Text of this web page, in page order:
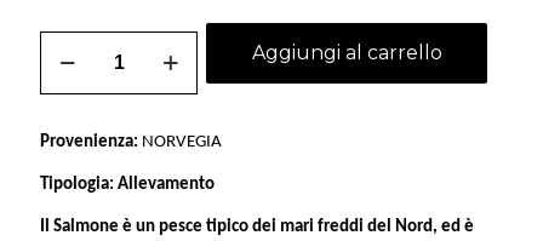
affumicato
Aggiungi al carrello
Provenienza: NORVEGIA
Tipologia: Allevamento
Il Salmone è un pesce tipico dei mari freddi del Nord, ed è